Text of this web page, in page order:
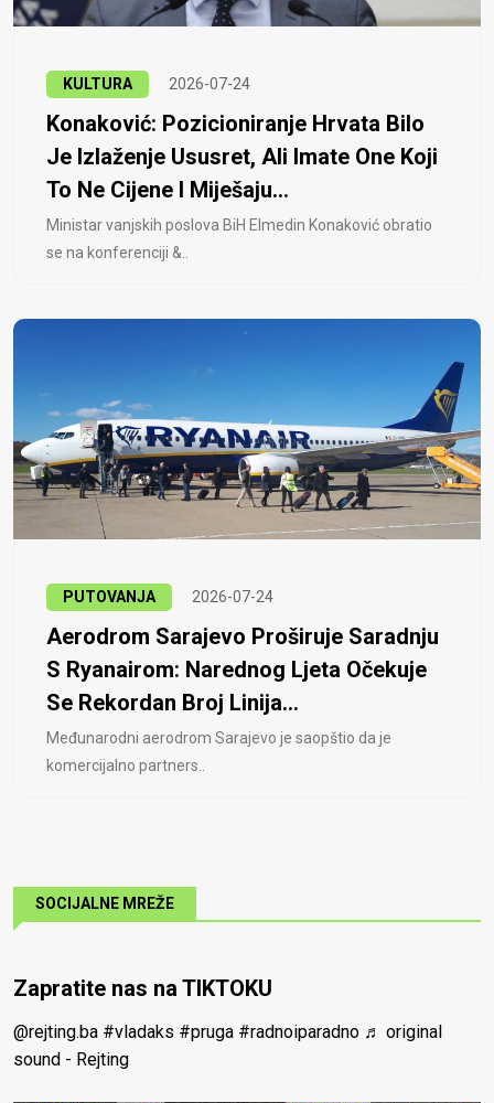
KULTURA 2026-07-24
Konaković: Pozicioniranje Hrvata Bilo
Je Izlaženje Ususret, Ali Imate One Koji
To Ne Cijene I Miješaju...
Ministar vanjskih poslova BiH Elmedin Konaković obratio
se na konferenciji &..
PUTOVANJA 2026-07-24
Aerodrom Sarajevo Proširuje Saradnju
S Ryanairom: Narednog Ljeta Očekuje
Se Rekordan Broj Linija...
Međunarodni aerodrom Sarajevo je saopštio da je
komercijalno partners..
SOCIJALNE MREŽE
Zapratite nas na TIKTOKU
@rejting.ba #vladaks #pruga #radnoiparadno ♬ original
sound - Rejting